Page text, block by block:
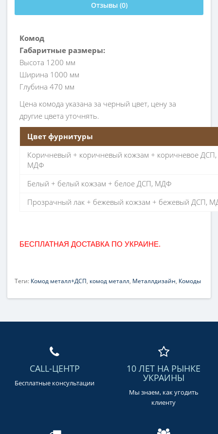
Отзывы (0)
Комод
Габаритные размеры:
Высота 1200 мм
Ширина 1000 мм
Глубина 470 мм
Цена комода указана за черный цвет, цену за
другие цвета уточнять.
Цвет фурнитуры
Коричневый + коричневый кожзам + коричневое ДСП,
МДФ
Белый + белый кожзам + белое ДСП, МДФ
Прозрачный лак + бежевый кожзам + бежевый ДСП,
БЕСПЛАТНАЯ ДОСТАВКА ПО УКРАИНЕ.
Теги: Комод металл+ДСП, комод металл, Металлдизайн, Комоды
CALL-ЦЕНТР
Бесплатные консультации
10 ЛЕТ НА РЫНКЕ
УКРАИНЫ
Мы знаем, как угодить
клиенту